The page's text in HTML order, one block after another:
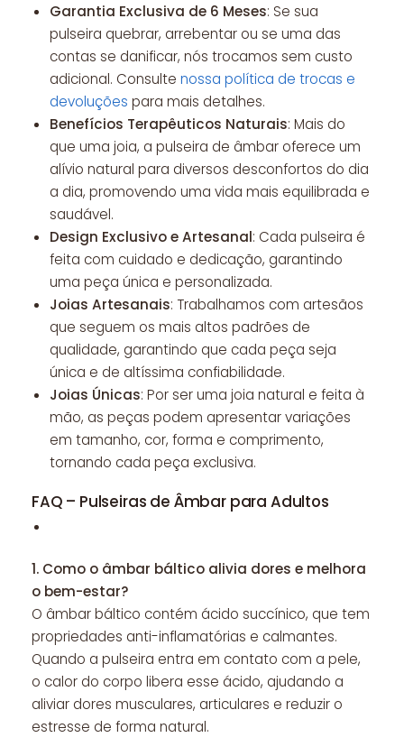
Garantia Exclusiva de 6 Meses: Se sua
pulseira quebrar, arrebentar ou se uma das
contas se danificar, nós trocamos sem custo
adicional. Consulte nossa política de trocas e
devoluções para mais detalhes.
Benefícios Terapêuticos Naturais: Mais do
que uma joia, a pulseira de âmbar oferece um
alívio natural para diversos desconfortos do dia
a dia, promovendo uma vida mais equilibrada e
saudável.
Design Exclusivo e Artesanal: Cada pulseira é
feita com cuidado e dedicação, garantindo
uma peça única e personalizada.
Joias Artesanais: Trabalhamos com artesãos
que seguem os mais altos padrões de
qualidade, garantindo que cada peça seja
única e de altíssima confiabilidade.
Joias Únicas: Por ser uma joia natural e feita à
mão, as peças podem apresentar variações
em tamanho, cor, forma e comprimento,
tornando cada peça exclusiva.
FAQ – Pulseiras de Âmbar para Adultos
1. Como o âmbar báltico alivia dores e melhora
o bem-estar?
O âmbar báltico contém ácido succínico, que tem
propriedades anti-inflamatórias e calmantes.
Quando a pulseira entra em contato com a pele,
o calor do corpo libera esse ácido, ajudando a
aliviar dores musculares, articulares e reduzir o
estresse de forma natural.